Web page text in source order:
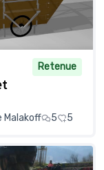
Retenue
Malakoff 5 5